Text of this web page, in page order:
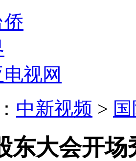
视网
中新视频 >
东大会开